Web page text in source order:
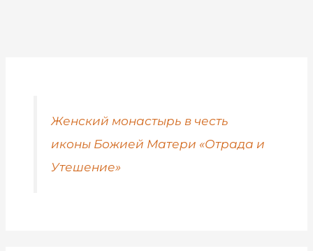
Женский монастырь в честь
иконы Божией Матери «Отрада и
Утешение»